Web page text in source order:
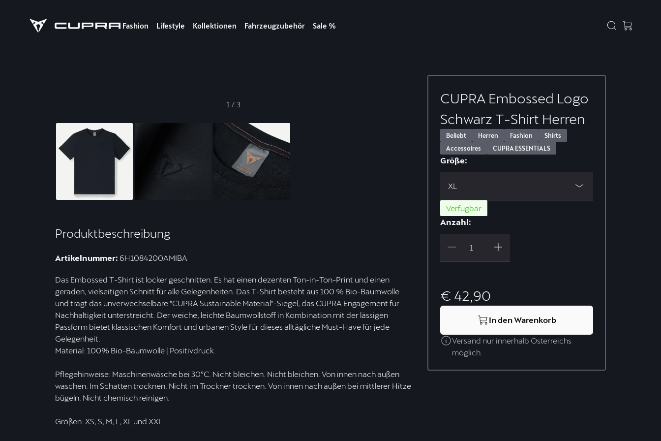
Fashion Lifestyle Kollektionen Fahrzeugzubehör Sale %
1 / 3
Produktbeschreibung
Artikelnummer: 6H1084200AMIBA
Das Embossed T-Shirt ist locker geschnitten. Es hat einen dezenten Ton-in-Ton-Print und einen
geraden, vielseitigen Schnitt für alle Gelegenheiten. Das T-Shirt besteht aus 100 % Bio-Baumwolle
und trägt das unverwechselbare "CUPRA Sustainable Material"-Siegel, das CUPRA Engagement für
Nachhaltigkeit unterstreicht. Der weiche, leichte Baumwollstoff in Kombination mit der lässigen
Passform bietet klassischen Komfort und urbanen Style für dieses alltägliche Must-Have für jede
Gelegenheit.
Material: 100% Bio-Baumwolle | Positivdruck.
Pflegehinweise: Maschinenwäsche bei 30ºC. Nicht bleichen. Nicht bleichen. Von innen nach außen
waschen. Im Schatten trocknen. Nicht im Trockner trocknen. Von innen nach außen bei mittlerer Hitze
bügeln. Nicht chemisch reinigen.
Größen: XS, S, M, L, XL und XXL
CUPRA Embossed Logo
Schwarz T-Shirt Herren
Beliebt Herren Fashion
Shirts
Accessoires
CUPRA ESSENTIALS
Größe:
XL
Verfügbar
Anzahl:
€ 42,90
In den Warenkorb
Versand nur innerhalb Österreichs
möglich.